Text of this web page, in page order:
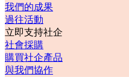
我們的成果
過往活動
立即支持社企
社會採購
購買社企產品
與我們協作